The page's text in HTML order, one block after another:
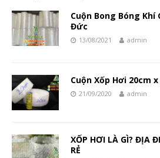
Cuộn Bong Bóng Khí
Đức
13/08/2021 admin
Cuộn Xốp Hơi 20cm
21/09/2020 admin
XỐP HƠI LÀ GÌ? ĐỊA
RẺ